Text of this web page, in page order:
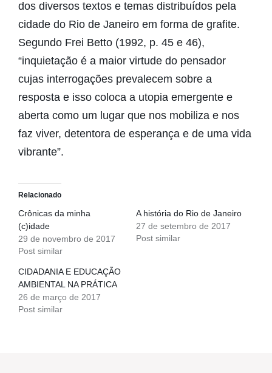
dos diversos textos e temas distribuídos pela
cidade do Rio de Janeiro em forma de grafite.
Segundo Frei Betto (1992, p. 45 e 46),
“inquietação é a maior virtude do pensador
cujas interrogações prevalecem sobre a
resposta e isso coloca a utopia emergente e
aberta como um lugar que nos mobiliza e nos
faz viver, detentora de esperança e de uma vida
vibrante”.
Relacionado
Crônicas da minha
(c)idade
29 de novembro de 2017
Post similar
A história do Rio de Janeiro
27 de setembro de 2017
Post similar
CIDADANIA E EDUCAÇÃO
AMBIENTAL NA PRÁTICA
26 de março de 2017
Post similar